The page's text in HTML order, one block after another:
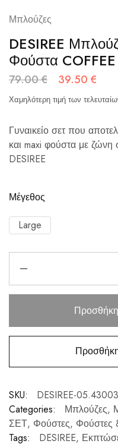
Μπλούζες
DESIREE
Φούστα COFFEE
79.00€ 39.50 €
Χαμηλότερη τιμή των
Γυναικείο σετ που
και maxi φούστα με
DESIREE
Μέγεθος
Large
SKU:
DESIREE-
Categories:
Μπλούζες,
ΣΕΤ, Φούστες, Φούστες
Tags:
DESIREE,